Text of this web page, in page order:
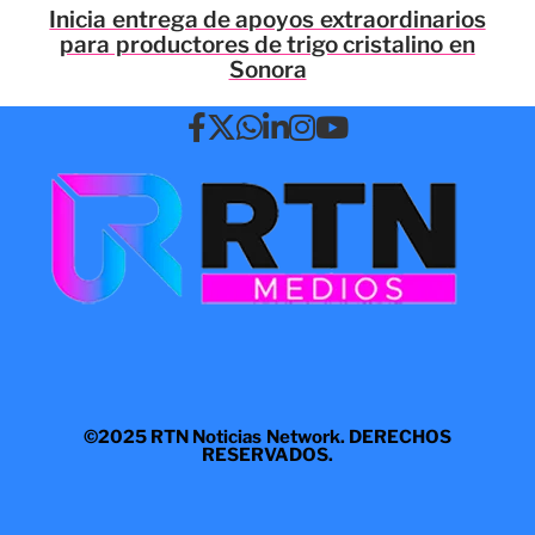
Inicia entrega de apoyos extraordinarios
para productores de trigo cristalino en
Sonora
©2025 RTN Noticias Network. DERECHOS
RESERVADOS.